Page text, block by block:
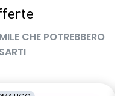
CHE POTREBBERO